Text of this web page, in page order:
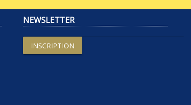
NEWSLETTER
INSCRIPTION